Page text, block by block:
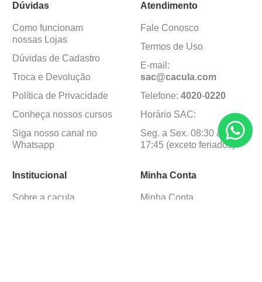
Dúvidas
Como funcionam
nossas Lojas
Dúvidas de Cadastro
Troca e Devolução
Política de Privacidade
Conheça nossos cursos
Siga nosso canal no
Whatsapp
Atendimento
Fale Conosco
Termos de Uso
E-mail:
sac@cacula.com
Telefone: 4020-0220
Horário SAC:
Seg. a Sex. 08:30 às
17:45 (exceto feriados)
Institucional
Sobre a caçula
Minha Conta
Minha Conta